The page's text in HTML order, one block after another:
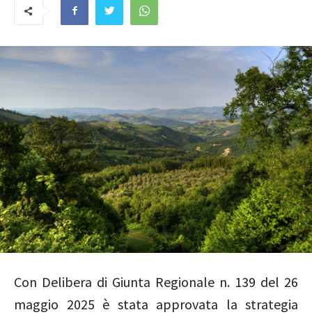
Con Delibera di Giunta Regionale n. 139 del 26
maggio 2025 è stata approvata la strategia